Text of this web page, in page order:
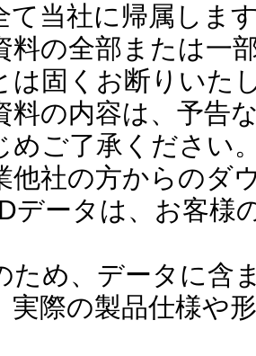
て当社に帰属しま
料の全部または一
は固くお断りいた
料の内容は、予告
めご了承ください
他社の方からのダ
データは、お客様
め、データに含
実際の製品仕様や